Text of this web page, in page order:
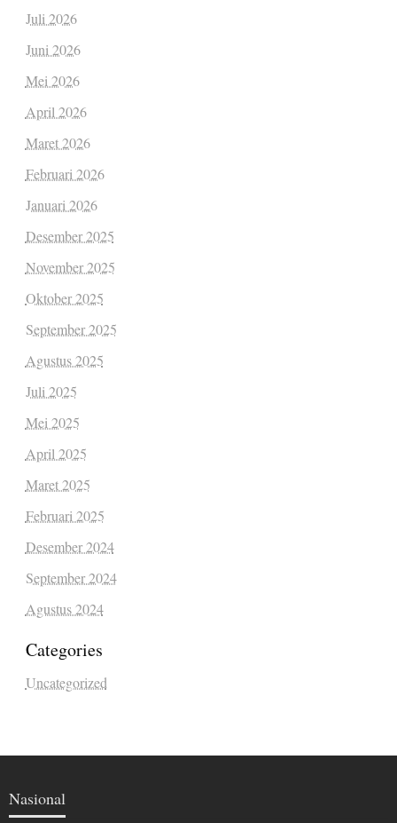
Juli 2026
Juni 2026
Mei 2026
April 2026
Maret 2026
Februari 2026
Januari 2026
Desember 2025
November 2025
Oktober 2025
September 2025
Agustus 2025
Juli 2025
Mei 2025
April 2025
Maret 2025
Februari 2025
Desember 2024
September 2024
Agustus 2024
Categories
Uncategorized
Nasional